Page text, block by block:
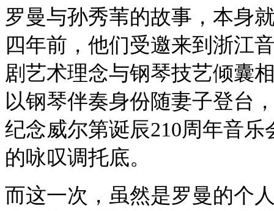
罗曼与孙秀苇的故事，本身
四年前，他们受邀来到浙江
剧艺术理念与钢琴技艺倾囊
以钢琴伴奏身份随妻子登台
纪念威尔第诞辰210周年音
的咏叹调托底。
而这一次，虽然是罗曼的个